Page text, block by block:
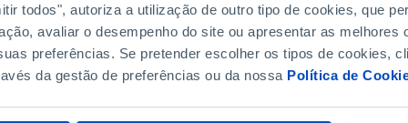
todos", autoriza a utilização de outro tipo de cookies, que
avaliar o desempenho do site ou apresentar as melhores
preferências. Se pretender escolher os tipos de cookies,
da gestão de preferências ou da nossa Política de
AMBIENTE DEBATE
Apresentação do ensaio